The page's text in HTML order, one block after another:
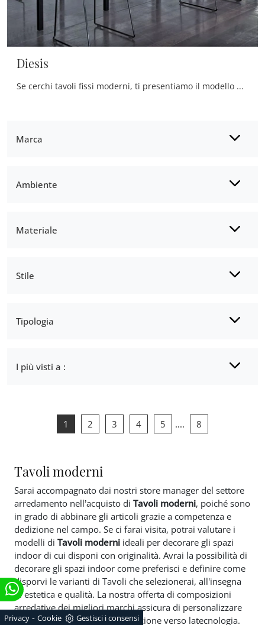
Marca
Ambiente
Materiale
Stile
Tipologia
I più visti a :
Diesis
Se cerchi tavoli fissi moderni, ti presentiamo il modello da cucina in vetro Diesis del marchio Bontempi.
1 2 3 4 5 .... 8
Tavoli moderni
Sarai accompagnato dai nostri store manager del settore
arredamento nell’acquisto di Tavoli moderni, poiché sono
in grado di abbinare gli articoli grazie a competenza e
dedizione nel campo. Se ci farai visita, potrai valutare i
modelli di Tavoli moderni ideali per decorare gli spazi
indoor di cui disponi con originalità. Avrai la possibilità di
decorare gli spazi indoor come preferisci e definire come
disporvi le varianti di Tavoli che selezionerai, all'insegna
di estetica e qualità. La nostra offerta di composizioni
arredative dei migliori marchi assicura di personalizzare
luoghi di gran classe, con attenzione verso latecnologia.
Privacy - Cookie Gestisci i consensi